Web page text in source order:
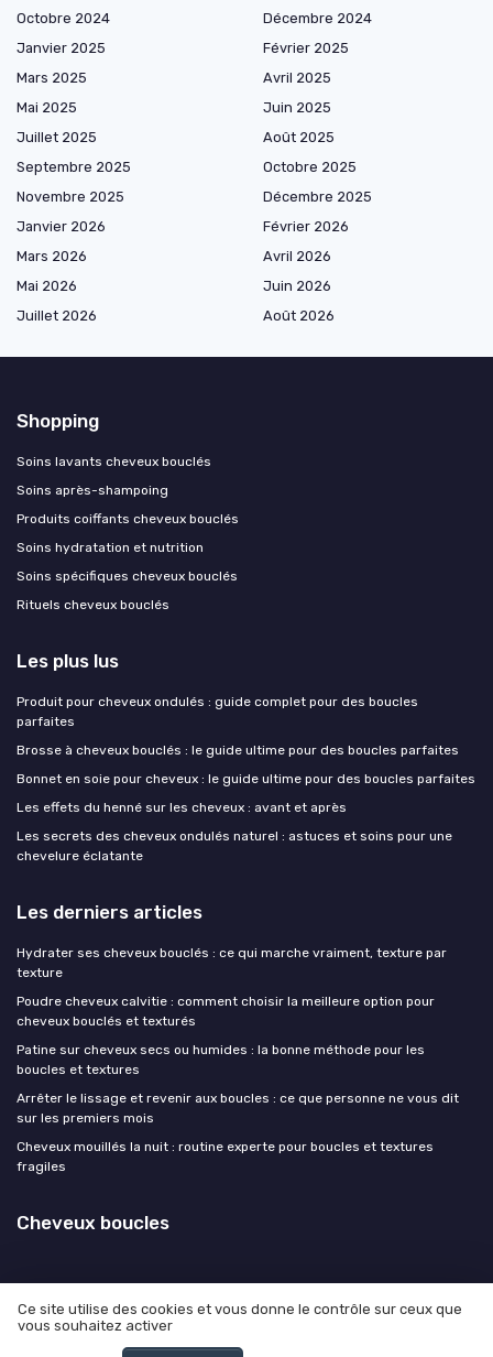
Octobre 2024
Décembre 2024
Janvier 2025
Février 2025
Mars 2025
Avril 2025
Mai 2025
Juin 2025
Juillet 2025
Août 2025
Septembre 2025
Octobre 2025
Novembre 2025
Décembre 2025
Janvier 2026
Février 2026
Mars 2026
Avril 2026
Mai 2026
Juin 2026
Juillet 2026
Août 2026
Shopping
Soins lavants cheveux bouclés
Soins après-shampoing
Produits coiffants cheveux bouclés
Soins hydratation et nutrition
Soins spécifiques cheveux bouclés
Rituels cheveux bouclés
Les plus lus
Produit pour cheveux ondulés : guide complet pour des boucles
parfaites
Brosse à cheveux bouclés : le guide ultime pour des boucles parfaites
Bonnet en soie pour cheveux : le guide ultime pour des boucles parfaites
Les effets du henné sur les cheveux : avant et après
Les secrets des cheveux ondulés naturel : astuces et soins pour une
chevelure éclatante
Les derniers articles
Hydrater ses cheveux bouclés : ce qui marche vraiment, texture par
texture
Poudre cheveux calvitie : comment choisir la meilleure option pour
cheveux bouclés et texturés
Patine sur cheveux secs ou humides : la bonne méthode pour les
boucles et textures
Arrêter le lissage et revenir aux boucles : ce que personne ne vous dit
sur les premiers mois
Cheveux mouillés la nuit : routine experte pour boucles et textures
fragiles
Cheveux boucles
Mentions légales
Ce site utilise des cookies et vous donne le contrôle sur ceux que
vous souhaitez activer